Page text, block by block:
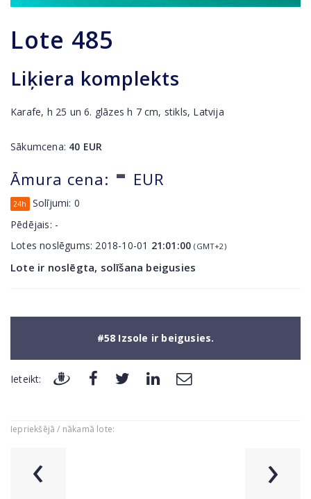
Lote 485
Liķiera komplekts
Karafe, h 25 un 6. glāzes h 7 cm, stikls, Latvija
Sākumcena: 40 EUR
Āmura cena: - EUR
24h Solījumi: 0
Pēdējais: -
Lotes noslēgums: 2018-10-01 21:01:00 (GMT+2)
Lote ir noslēgta, solīšana beigusies
#58 Izsole ir beigusies.
Ieteikt:
Iepriekšējā / nākamā lote:
‹ ›